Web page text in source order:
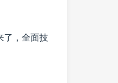
了，全面技